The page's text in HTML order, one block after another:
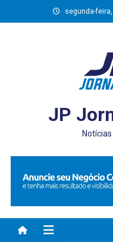
to
segunda-
JP